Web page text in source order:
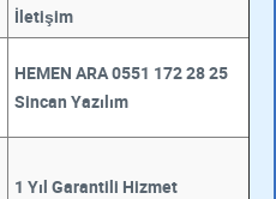
İletişim
HEMEN ARA 0551 172 28 25
Sincan Yazılım
1 Yıl Garantili Hizmet